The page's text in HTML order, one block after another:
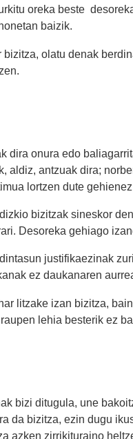
oreka beste
baizik.
olatu denak
dira onura edo
aldiz, antzuak dira;
lortzen dute
bizitzak sineskor
Desoreka gehiago
justifikaezinak
ez daukanaren
litzake izan bizitza,
lehia besterik ez
bizi ditugula, une
da bizitza, ezin dugu
azken zirrikituraino